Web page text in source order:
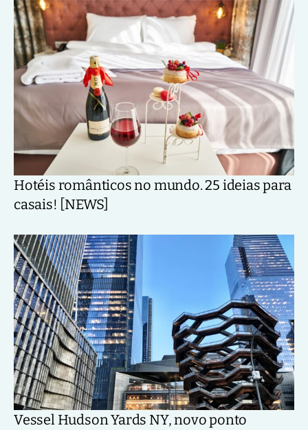
Hotéis românticos no mundo. 25 ideias para
casais! [NEWS]
Vessel Hudson Yards NY, novo ponto